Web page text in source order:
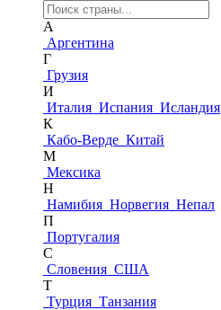
А
Аргентина
Г
Грузия
И
Италия Испания Исландия
К
Кабо-Верде Китай
М
Мексика
Н
Намибия Норвегия Непал
П
Португалия
С
Словения США
Т
Турция Танзания